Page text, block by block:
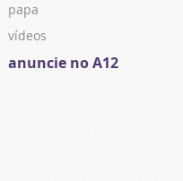
papa
vídeos
anuncie no A12